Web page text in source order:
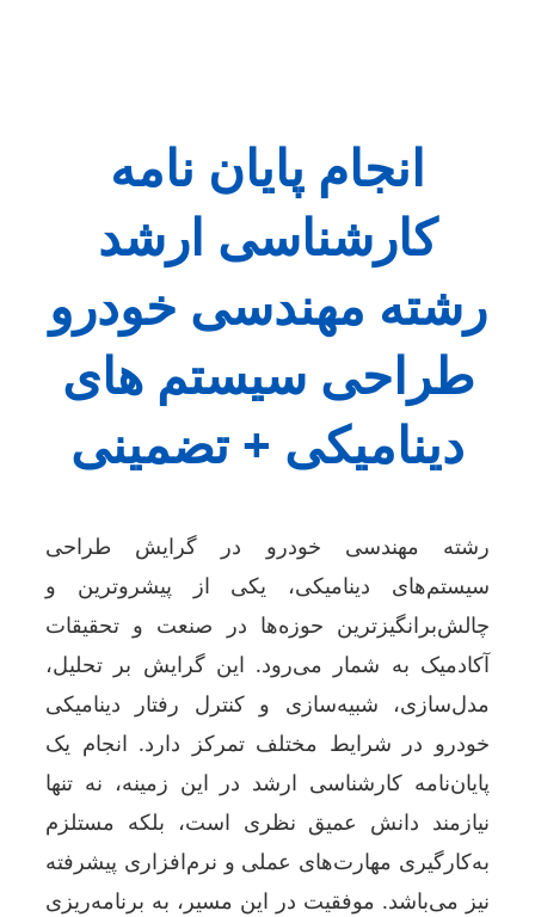
انجام پایان نامه
کارشناسی ارشد
رشته مهندسی خودرو
طراحی سیستم های
دینامیکی + تضمینی
رشته مهندسی خودرو در گرایش طراحی
سیستم‌های دینامیکی، یکی از پیشروترین و
چالش‌برانگیزترین حوزه‌ها در صنعت و تحقیقات
آکادمیک به شمار می‌رود. این گرایش بر تحلیل،
مدل‌سازی، شبیه‌سازی و کنترل رفتار دینامیکی
خودرو در شرایط مختلف تمرکز دارد. انجام یک
پایان‌نامه کارشناسی ارشد در این زمینه، نه تنها
نیازمند دانش عمیق نظری است، بلکه مستلزم
به‌کارگیری مهارت‌های عملی و نرم‌افزاری پیشرفته
نیز می‌باشد. موفقیت در این مسیر، به برنامه‌ریزی